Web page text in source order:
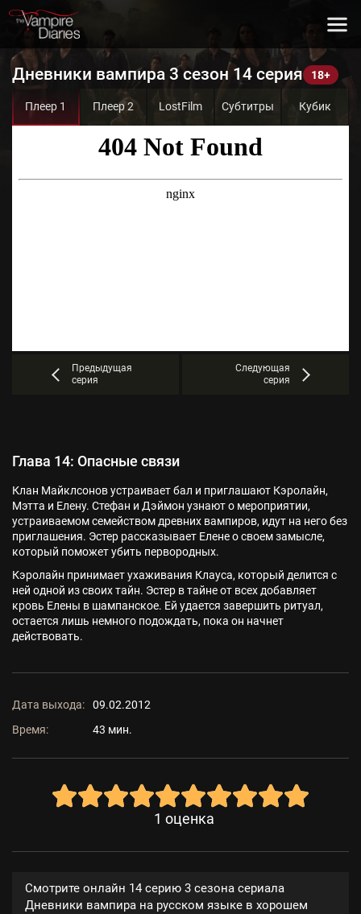
Дневники вампира 3 сезон 14 серия
Плеер 1 Плеер 2 LostFilm Субтитры Кубик
Предыдущая
серия
Следующая
серия
Глава 14: Опасные связи
Клан Майклсонов устраивает бал и приглашают Кэролайн,
Мэтта и Елену. Стефан и Дэймон узнают о мероприятии,
устраиваемом семейством древних вампиров, идут на него без
приглашения. Эстер рассказывает Елене о своем замысле,
который поможет убить первородных.
Кэролайн принимает ухаживания Клауса, который делится с
ней одной из своих тайн. Эстер в тайне от всех добавляет
кровь Елены в шампанское. Ей удается завершить ритуал,
остается лишь немного подождать, пока он начнет
действовать.
Дата выхода:
09.02.2012
Время:
43 мин.
1 оценка
Смотрите онлайн 14 серию 3 сезона сериала
Дневники вампира на русском языке в хорошем